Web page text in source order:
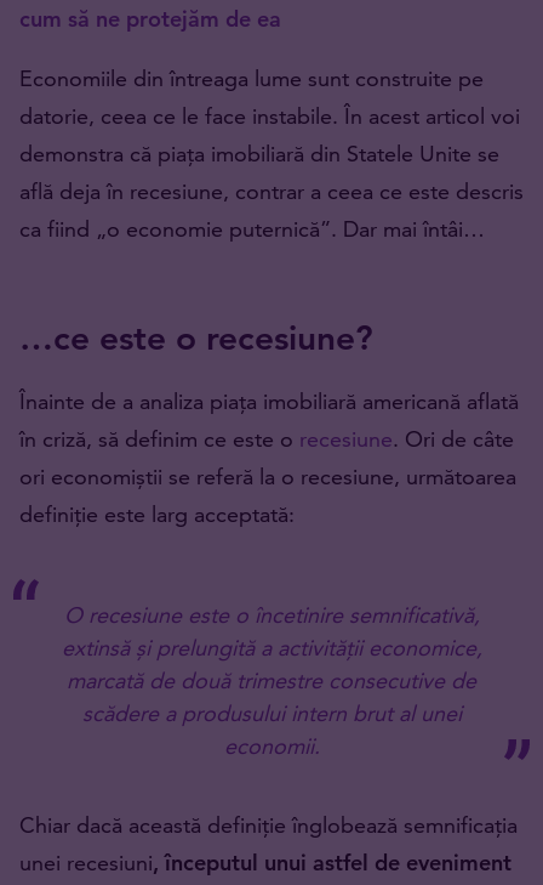
cum să ne protejăm de ea
Economiile din întreaga lume sunt construite pe
datorie, ceea ce le face instabile. În acest articol voi
demonstra că piața imobiliară din Statele Unite se
află deja în recesiune, contrar a ceea ce este descris
ca fiind „o economie puternică”. Dar mai întâi…
…ce este o recesiune?
Înainte de a analiza piața imobiliară americană aflată
în criză, să definim ce este o recesiune. Ori de câte
ori economiștii se referă la o recesiune, următoarea
definiție este larg acceptată:
O recesiune este o încetinire semnificativă,
extinsă și prelungită a activității economice,
marcată de două trimestre consecutive de
scădere a produsului intern brut al unei
economii.
Chiar dacă această definiție înglobează semnificația
unei recesiuni, începutul unui astfel de eveniment